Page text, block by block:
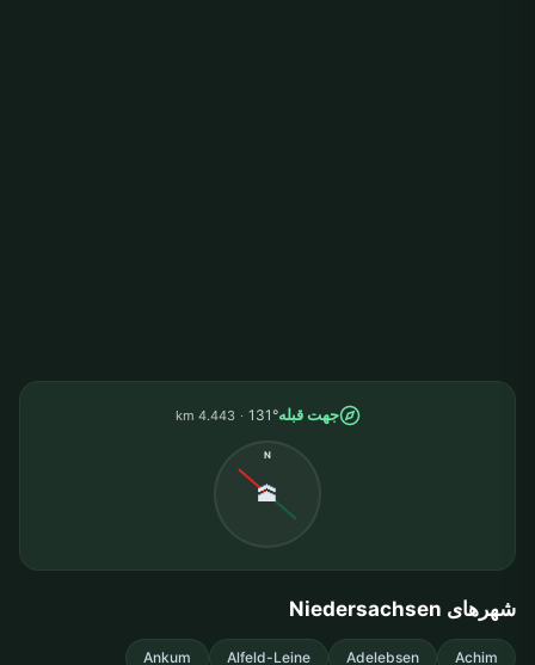
جهت قبله131°
4.443 km
N
🕋
شهرهای Niedersachsen
Achim
Adelebsen
Alfeld-Leine
Ankum